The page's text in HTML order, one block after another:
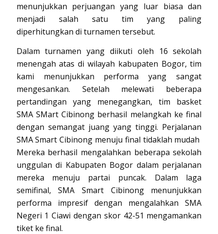
menunjukkan perjuangan yang luar biasa dan
menjadi salah satu tim yang paling
diperhitungkan di turnamen tersebut.
Dalam turnamen yang diikuti oleh 16 sekolah
menengah atas di wilayah kabupaten Bogor, tim
kami menunjukkan performa yang sangat
mengesankan. Setelah melewati beberapa
pertandingan yang menegangkan, tim basket
SMA SMart Cibinong berhasil melangkah ke final
dengan semangat juang yang tinggi. Perjalanan
SMA Smart Cibinong menuju final tidaklah mudah
Mereka berhasil mengalahkan beberapa sekolah
unggulan di Kabupaten Bogor dalam perjalanan
mereka menuju partai puncak. Dalam laga
semifinal, SMA Smart Cibinong menunjukkan
performa impresif dengan mengalahkan SMA
Negeri 1 Ciawi dengan skor 42-51 mengamankan
tiket ke final.